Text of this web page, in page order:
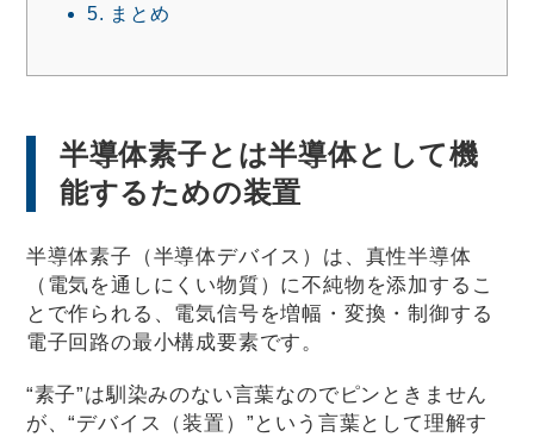
5. まとめ
半導体素子とは半導体として機
能するための装置
半導体素子（半導体デバイス）は、真性半導体
（電気を通しにくい物質）に不純物を添加するこ
とで作られる、電気信号を増幅・変換・制御する
電子回路の最小構成要素です。
“素子”は馴染みのない言葉なのでピンときません
が、“デバイス（装置）”という言葉として理解す